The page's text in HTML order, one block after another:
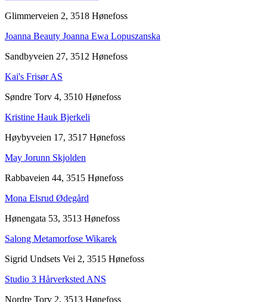
Glimmerveien 2, 3518 Hønefoss
Joanna Beauty Joanna Ewa Lopuszanska
Sandbyveien 27, 3512 Hønefoss
Kai's Frisør AS
Søndre Torv 4, 3510 Hønefoss
Kristine Hauk Bjerkeli
Høybyveien 17, 3517 Hønefoss
May Jorunn Skjolden
Rabbaveien 44, 3515 Hønefoss
Mona Elsrud Ødegård
Hønengata 53, 3513 Hønefoss
Salong Metamorfose Wikarek
Sigrid Undsets Vei 2, 3515 Hønefoss
Studio 3 Hårverksted ANS
Nordre Torv 2, 3513 Hønefoss